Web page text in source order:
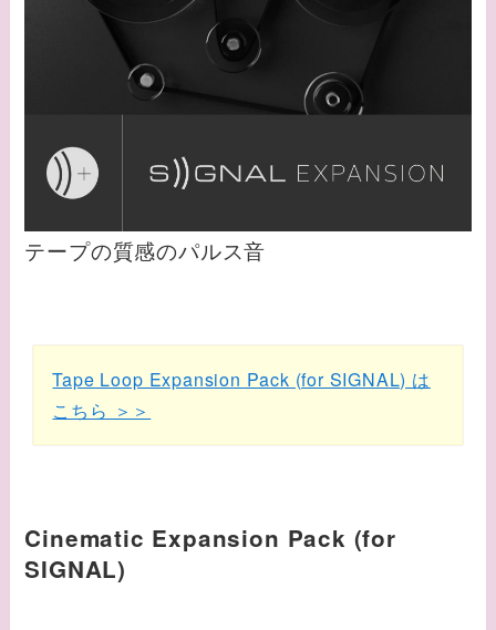
テープの質感のパルス音
Tape Loop Expansion Pack (for SIGNAL) は
こちら ＞＞
Cinematic Expansion Pack (for
SIGNAL)